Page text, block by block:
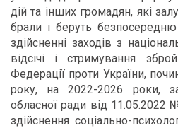
дій та інших громадян, які
брали і беруть
здійсненні заходів з
відсічі і стримування
Федерації проти України,
року, на 2022-2026 роки,
обласної ради від 11.05.2022
здійснення соціально-